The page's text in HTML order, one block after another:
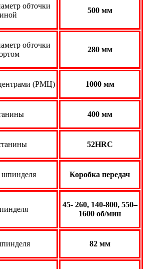
обточки
500 мм
обточки
280 мм
(РМЦ) 1000 мм
400 мм
52HRC
шпинделя Коробка передач
45- 260, 140-800, 550–
1600 об/мин
82 мм